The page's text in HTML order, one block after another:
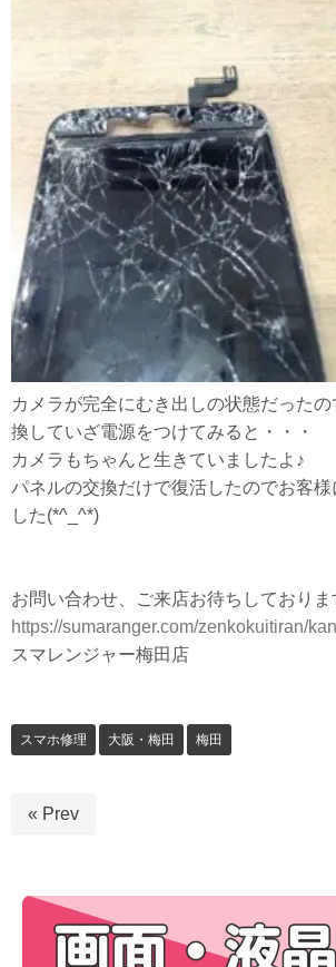
カメラが完全にむき出しの状態だった
換していざ電源をつけてみると・・・
カメラもちゃんと生きていましたよ♪
パネルの交換だけで復活したのでお客様
した(*^_^*)
お問い合わせ、ご来店お待ちしておりま
https://sumaranger.com/zenkokuitiran/
スマレンジャー梅田店
スマホ修理 大阪・梅田 梅田
« Prev